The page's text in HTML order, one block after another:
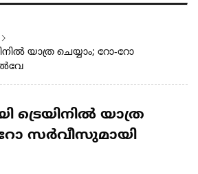
യാത്ര ചെയ്യാം; റോ-റോ
ട്രെയിനിൽ യാത്ര
റോ സർവീസുമായി